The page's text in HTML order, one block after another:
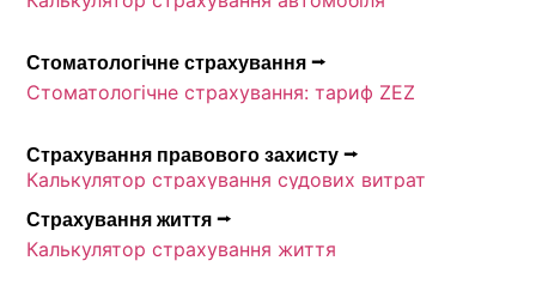
Стоматологічне страхування ⭢
Стоматологічне страхування: тариф ZEZ
Страхування правового захисту ⭢
Калькулятор страхування судових витрат
Страхування життя ⭢
Калькулятор страхування життя